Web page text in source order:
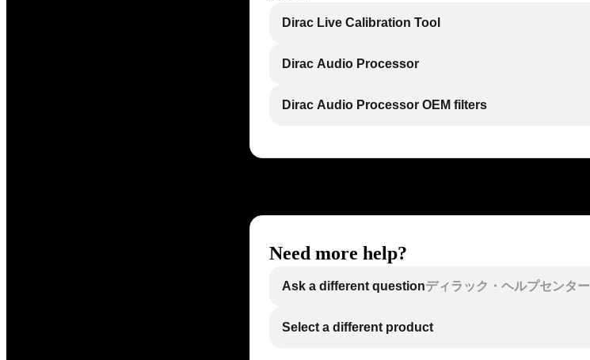
Dirac Live Calibration Tool
Dirac Audio Processor
Dirac Audio Processor OEM filters
Need more help?
Ask a different questionディラック・ヘルプセンター
Select a different product